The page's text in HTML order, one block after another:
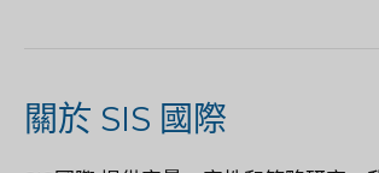
關於 SIS 國際